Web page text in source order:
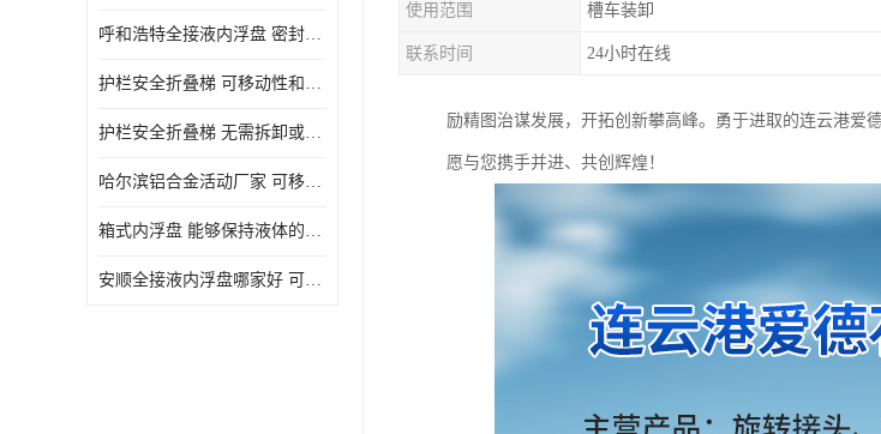
呼和浩特全接液内浮盘 密封性能好 有效保护液体质量
护栏安全折叠梯 可移动性和安全性较高 占用空间小
护栏安全折叠梯 无需拆卸或重新安装 占用空间小
哈尔滨铝合金活动厂家 可移动性和安全性较高 占用空间小
箱式内浮盘 能够保持液体的密闭状态 适用于多种液体储存和运输
安顺全接液内浮盘哪家好 可以自动上下浮动 密封性能好
使用范围 槽车装卸
联系时间 24小时在线
励精图治谋发展，开拓创新攀高峰。勇于进取的连云港爱
愿与您携手并进、共创辉煌！